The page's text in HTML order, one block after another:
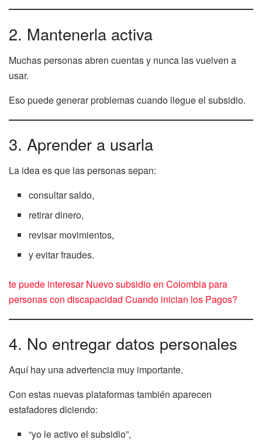
2. Mantenerla activa
Muchas personas abren cuentas y nunca las vuelven a
usar.
Eso puede generar problemas cuando llegue el subsidio.
3. Aprender a usarla
La idea es que las personas sepan:
consultar saldo,
retirar dinero,
revisar movimientos,
y evitar fraudes.
te puede interesar Nuevo subsidio en Colombia para
personas con discapacidad Cuando inician los Pagos?
4. No entregar datos personales
Aquí hay una advertencia muy importante.
Con estas nuevas plataformas también aparecen
estafadores diciendo:
“yo le activo el subsidio”,